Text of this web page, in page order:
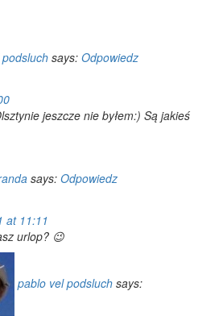
says: Odpowiedz
jeszcze nie byłem:) Są jakieś
says: Odpowiedz
at 11:11
urlop? 😉
pablo vel podsluch says: